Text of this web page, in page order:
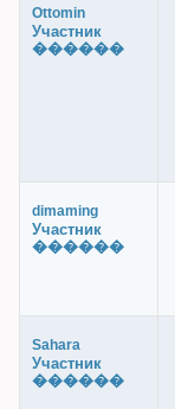
Ottomin
Участник
������
dimaming
Участник
������
Sahara
Участник
������